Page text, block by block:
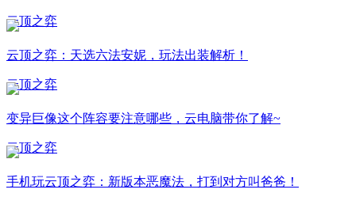
云顶之弈
云顶之弈：天选六法安妮，玩法出装解析！
云顶之弈
变异巨像这个阵容要注意哪些，云电脑带你了解~
云顶之弈
手机玩云顶之弈：新版本恶魔法，打到对方叫爸爸！